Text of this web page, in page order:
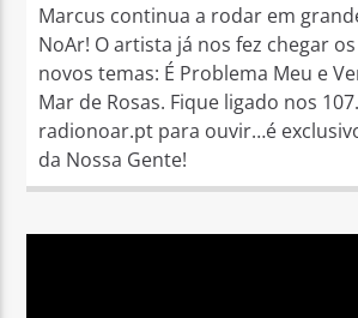
Marcus continua a rodar em
NoAr! O artista já nos fez chegar
novos temas: É Problema Meu e
Mar de Rosas. Fique ligado nos
radionoar.pt para ouvir…é
da Nossa Gente!